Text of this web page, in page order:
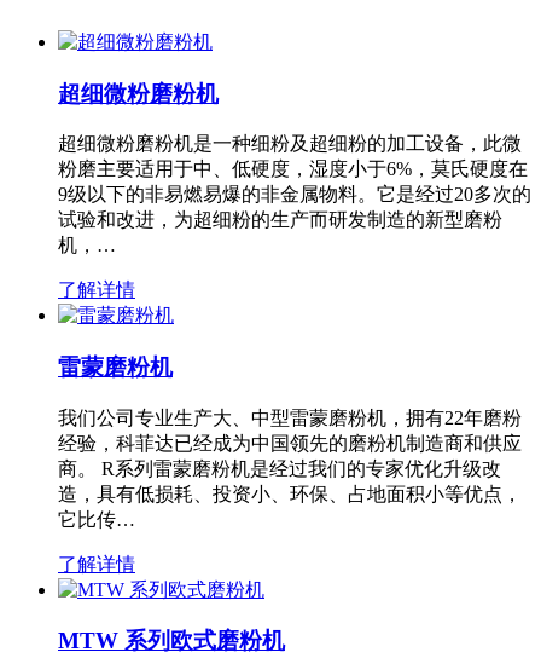
超细微粉磨粉机
超细微粉磨粉机是一种细粉及超细粉的加工设备，此微
粉磨主要适用于中、低硬度，湿度小于6%，莫氏硬度在
9级以下的非易燃易爆的非金属物料。它是经过20多次的
试验和改进，为超细粉的生产而研发制造的新型磨粉
机，…
了解详情
雷蒙磨粉机
我们公司专业生产大、中型雷蒙磨粉机，拥有22年磨粉
经验，科菲达已经成为中国领先的磨粉机制造商和供应
商。 R系列雷蒙磨粉机是经过我们的专家优化升级改
造，具有低损耗、投资小、环保、占地面积小等优点，
它比传…
了解详情
MTW 系列欧式磨粉机